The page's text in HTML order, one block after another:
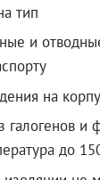
тип
и
на
галогенов и
до